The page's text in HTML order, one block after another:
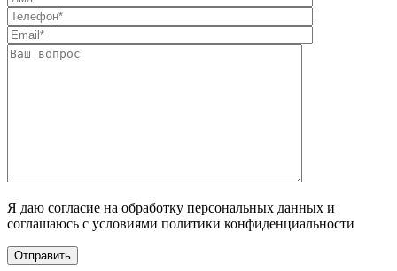
Я даю согласие на обработку персональных данных и
соглашаюсь с условиями политики конфиденциальности